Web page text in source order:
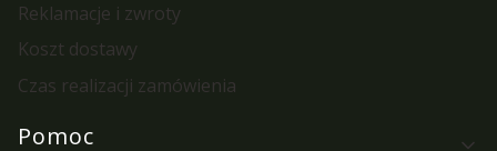
Reklamacje i zwroty
Koszt dostawy
Czas realizacji zamówienia
Pomoc